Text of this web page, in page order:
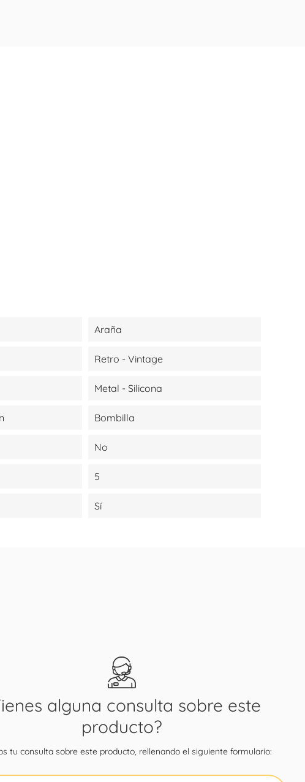
Araña
Retro - Vintage
Metal - Silicona
Bombilla
No
5
Sí
alguna consulta sobre este
producto?
tu consulta sobre este producto, rellenando el siguiente formulario: